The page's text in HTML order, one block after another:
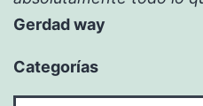
Gerdad way
Categorías